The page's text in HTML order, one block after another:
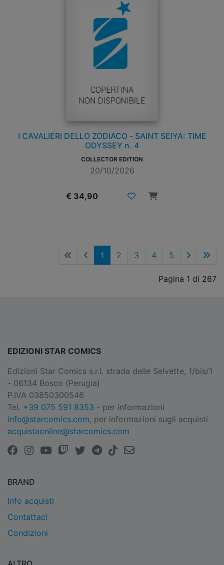
I CAVALIERI DELLO ZODIACO - SAINT SEIYA: TIME
ODYSSEY n. 4
COLLECTOR EDITION
20/10/2026
€ 34,90
1 2 3 4 5
Pagina 1 di 267
EDIZIONI STAR COMICS
Edizioni Star Comics s.r.l. strada delle Selvette, 1/bis/1
- 06134 Bosco (Perugia)
P.IVA 03850300546
Tel. +39 075 591 8353 - per informazioni
info@starcomics.com, per informazioni sugli acquisti
acquistaonline@starcomics.com
BRAND
Info acquisti
Contattaci
Condizioni